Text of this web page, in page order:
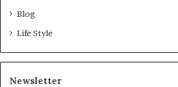
Blog
Life Style
Newsletter